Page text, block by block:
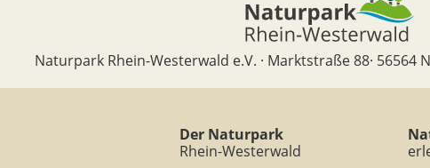
Naturpark Rhein-Westerwald e.V. · Marktstraße 88· 56564
Der Naturpark
Rhein-Westerwald